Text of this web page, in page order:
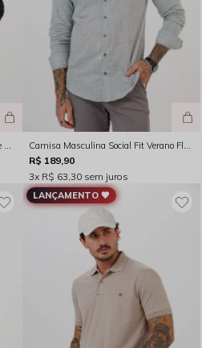
Camisa Masculina Social Fit Tricoline Manga Longa Preta Rocksham- FC264025 Camisa Masculina Social Fit Verano Flame Filete Manga Longa Verde Rocksham - FC264023
R$ 189,90
3x R$ 63,30 sem juros
LANÇAMENTO 🖤